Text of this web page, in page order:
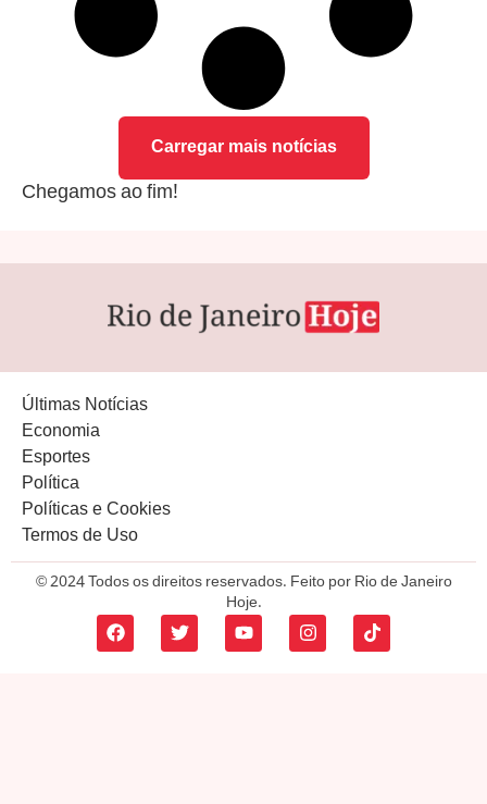
Carregar mais notícias
Chegamos ao fim!
Últimas Notícias
Economia
Esportes
Política
Políticas e Cookies
Termos de Uso
© 2024 Todos os direitos reservados. Feito por Rio de Janeiro
Hoje.